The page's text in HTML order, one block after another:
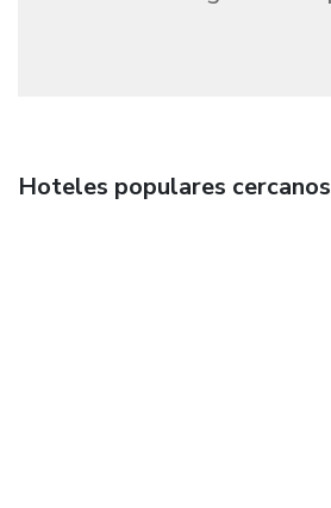
Hoteles populares cercanos